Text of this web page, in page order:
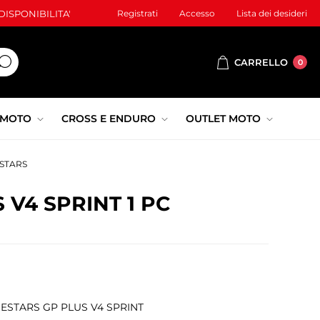
Registrati Accesso Lista dei desideri
CARRELLO 0
CROSS E ENDURO OUTLET MOTO
V4 SPRINT 1 PC
GP PLUS V4 SPRINT